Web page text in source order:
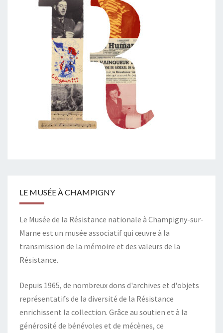
LE MUSÉE À CHAMPIGNY
Le Musée de la Résistance nationale à Champigny-sur-
Marne est un musée associatif qui œuvre à la
transmission de la mémoire et des valeurs de la
Résistance.
Depuis 1965, de nombreux dons d'archives et d'objets
représentatifs de la diversité de la Résistance
enrichissent la collection. Grâce au soutien et à la
générosité de bénévoles et de mécènes, ce